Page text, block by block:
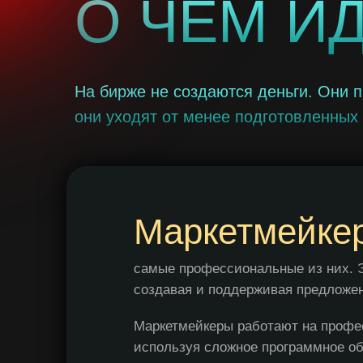
О ЧЕМ
На бирже не создаются деньги. Они
они уходят от менее
самые профессиональные из них.
создавая и поддерживая
Маркетмейкеры работают на
используя сложное программное